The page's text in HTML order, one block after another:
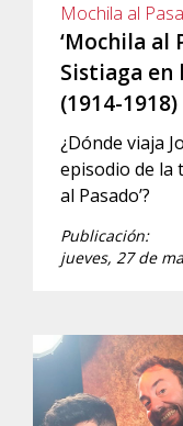
Mochila al
‘Mochila al
Sistiaga en
(1914-1918)
¿Dónde viaja
episodio de la
al Pasado’?
Publicación:
jueves, 27 de